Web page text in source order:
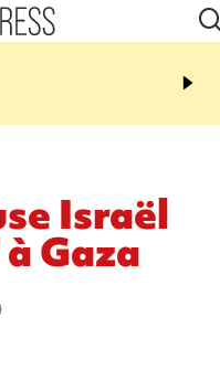
20:23
interpellé, coprs
Israël
Gaza